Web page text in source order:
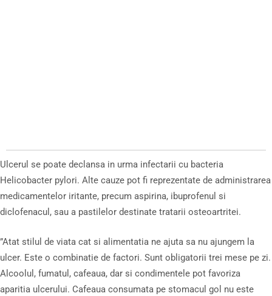
Ulcerul se poate declansa in urma infectarii cu bacteria
Helicobacter pylori. Alte cauze pot fi reprezentate de administrarea
medicamentelor iritante, precum aspirina, ibuprofenul si
diclofenacul, sau a pastilelor destinate tratarii osteoartritei.
”Atat stilul de viata cat si alimentatia ne ajuta sa nu ajungem la
ulcer. Este o combinatie de factori. Sunt obligatorii trei mese pe zi.
Alcoolul, fumatul, cafeaua, dar si condimentele pot favoriza
aparitia ulcerului. Cafeaua consumata pe stomacul gol nu este